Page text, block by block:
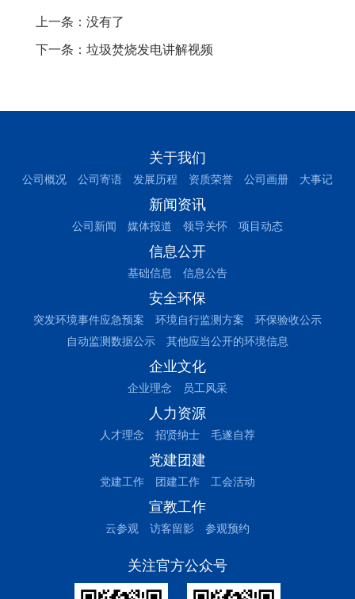
上一条：没有了
下一条： 垃圾焚烧发电讲解视频
关于我们
公司概况 公司寄语 发展历程 资质荣誉 公司画册 大事记
新闻资讯
公司新闻 媒体报道 领导关怀 项目动态
信息公开
基础信息 信息公告
安全环保
突发环境事件应急预案 环境自行监测方案
环保验收公示
自动监测数据公示
其他应当公开的环境信息
企业文化
企业理念 员工风采
人力资源
人才理念 招贤纳士 毛遂自荐
党建团建
党建工作 团建工作 工会活动
宣教工作
云参观 访客留影 参观预约
关注官方公众号